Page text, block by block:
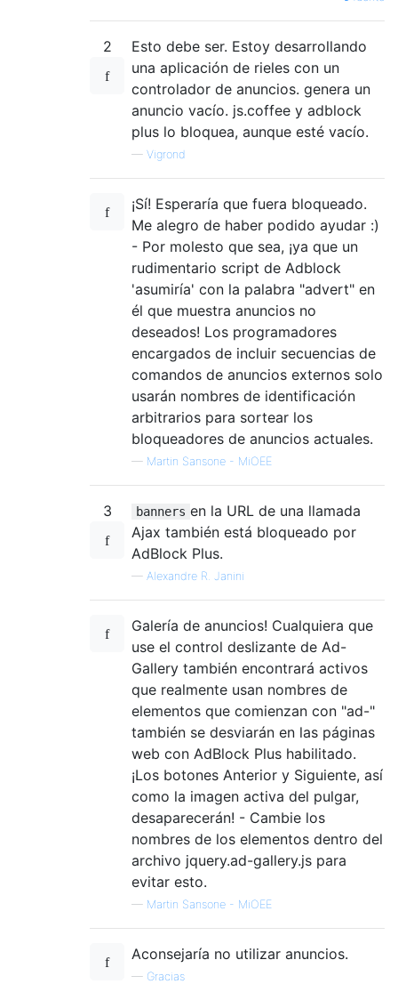
2
Esto debe ser. Estoy desarrollando
una aplicación de rieles con un
controlador de anuncios. genera un
anuncio vacío. js.coffee y adblock
plus lo bloquea, aunque esté vacío.
— Vigrond
¡Sí! Esperaría que fuera bloqueado.
Me alegro de haber podido ayudar :)
- Por molesto que sea, ¡ya que un
rudimentario script de Adblock
'asumiría' con la palabra "advert" en
él que muestra anuncios no
deseados! Los programadores
encargados de incluir secuencias de
comandos de anuncios externos solo
usarán nombres de identificación
arbitrarios para sortear los
bloqueadores de anuncios actuales.
— Martin Sansone - MiOEE
3 banners en la URL de una llamada
Ajax también está bloqueado por
AdBlock Plus.
— Alexandre R. Janini
Galería de anuncios! Cualquiera que
use el control deslizante de Ad-
Gallery también encontrará activos
que realmente usan nombres de
elementos que comienzan con "ad-"
también se desviarán en las páginas
web con AdBlock Plus habilitado.
¡Los botones Anterior y Siguiente, así
como la imagen activa del pulgar,
desaparecerán! - Cambie los
nombres de los elementos dentro del
archivo jquery.ad-gallery.js para
evitar esto.
— Martin Sansone - MiOEE
Aconsejaría no utilizar anuncios.
— Gracias